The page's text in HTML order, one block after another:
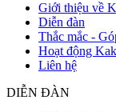
Giới thiệu về
Diễn đàn
Thắc mắc -
Hoạt động
Liên hệ
DIỄN ĐÀN